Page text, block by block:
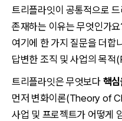
트리플라잇이 공통적으로
존재하는 이유는 무엇인가
여기에 한 가지 질문을 더합
답변한 조직 및 사업의 목
트리플라잇은 무엇보다 핵
먼저 변화이론(Theory of
사업 및 프로젝트가 어떻게